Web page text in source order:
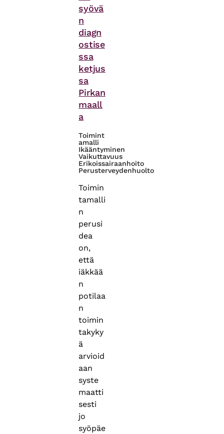
syövä
n
diagn
ostise
ssa
ketjus
sa
Pirkan
maall
a
Toimint
amalli
Ikääntyminen
Vaikuttavuus
Erikoissairaanhoito
Perusterveydenhuolto
Toimin
tamalli
n
perusi
dea
on,
että
iäkkää
n
potilaa
n
toimin
takyky
ä
arvioid
aan
syste
maatti
sesti
jo
syöpäe